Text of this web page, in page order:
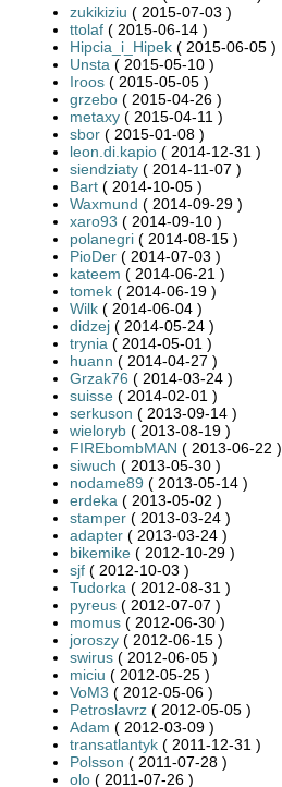
zukikiziu ( 2015-07-03 )
ttolaf ( 2015-06-14 )
Hipcia_i_Hipek ( 2015-06-05 )
Unsta ( 2015-05-10 )
Iroos ( 2015-05-05 )
grzebo ( 2015-04-26 )
metaxy ( 2015-04-11 )
sbor ( 2015-01-08 )
leon.di.kapio ( 2014-12-31 )
siendziaty ( 2014-11-07 )
Bart ( 2014-10-05 )
Waxmund ( 2014-09-29 )
xaro93 ( 2014-09-10 )
polanegri ( 2014-08-15 )
PioDer ( 2014-07-03 )
kateem ( 2014-06-21 )
tomek ( 2014-06-19 )
Wilk ( 2014-06-04 )
didzej ( 2014-05-24 )
trynia ( 2014-05-01 )
huann ( 2014-04-27 )
Grzak76 ( 2014-03-24 )
suisse ( 2014-02-01 )
serkuson ( 2013-09-14 )
wieloryb ( 2013-08-19 )
FIREbombMAN ( 2013-06-22 )
siwuch ( 2013-05-30 )
nodame89 ( 2013-05-14 )
erdeka ( 2013-05-02 )
stamper ( 2013-03-24 )
adapter ( 2013-03-24 )
bikemike ( 2012-10-29 )
sjf ( 2012-10-03 )
Tudorka ( 2012-08-31 )
pyreus ( 2012-07-07 )
momus ( 2012-06-30 )
joroszy ( 2012-06-15 )
swirus ( 2012-06-05 )
miciu ( 2012-05-25 )
VoM3 ( 2012-05-06 )
Petroslavrz ( 2012-05-05 )
Adam ( 2012-03-09 )
transatlantyk ( 2011-12-31 )
Polsson ( 2011-07-28 )
olo ( 2011-07-26 )